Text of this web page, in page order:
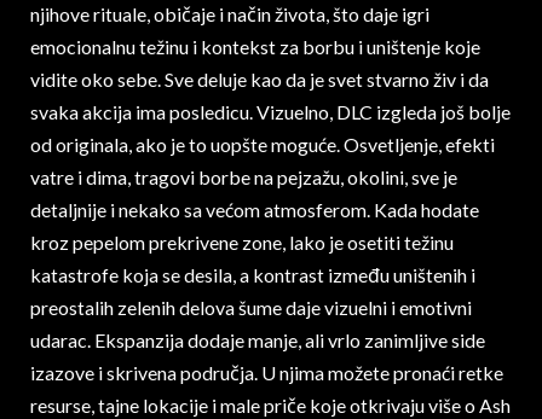
njihove rituale, običaje i način života, što daje igri
emocionalnu težinu i kontekst za borbu i uništenje koje
vidite oko sebe. Sve deluje kao da je svet stvarno živ i da
svaka akcija ima posledicu. Vizuelno, DLC izgleda još bolje
od originala, ako je to uopšte moguće. Osvetljenje, efekti
vatre i dima, tragovi borbe na pejzažu, okolini, sve je
detaljnije i nekako sa većom atmosferom. Kada hodate
kroz pepelom prekrivene zone, lako je osetiti težinu
katastrofe koja se desila, a kontrast između uništenih i
preostalih zelenih delova šume daje vizuelni i emotivni
udarac. Ekspanzija dodaje manje, ali vrlo zanimljive side
izazove i skrivena područja. U njima možete pronaći retke
resurse, tajne lokacije i male priče koje otkrivaju više o Ash